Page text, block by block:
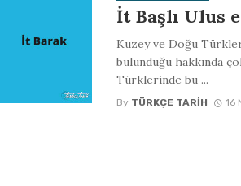
İt Başlı Ulus
Kuzey ve Doğu
bulunduğu hakkında
Türklerinde bu ...
By TÜRKÇE TARIH 16